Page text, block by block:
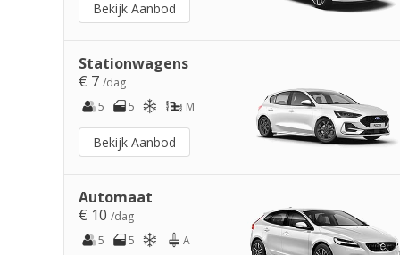
Bekijk Aanbod
Stationwagens
€ 7 /dag
5
5 M
Bekijk Aanbod
Automaat
€ 10 /dag
5
5 A